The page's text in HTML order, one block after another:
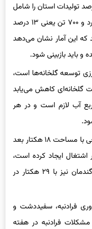
را شاهد هستیم که حدود ۱۷ درصد تولیدات استان را شامل
می‌شود و از لحاظ ارزشی بالغ بر یک میلیارد و ۷۰۰ تن یعنی ۱۳ درصد
که این آمار نشان می‌دهد
و باید بازبینی شود.
توسعه گلخانه‌ها است،
گلخانه‌ای کاهش می‌یابد
گلخانه ۴دهم مترمربع آب لازم است و در هر
ابراهیمی بیان کرد: مجتمع گلخانه‌ای بلداجی با مساحت ۱۸ هکتار بعد
به نتیجه رسیده و برای ۲۷ نفر اشتغال ایجاد کرده است،
همچنین مجتمع دامپروری و گلخانه‌ای گندمان نیز با ۲۹ هکتار در
فرادنبه، سفیددشت و
فرادنبه در هفته